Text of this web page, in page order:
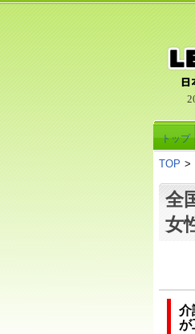
トップ
TOP >
全
女
介
が